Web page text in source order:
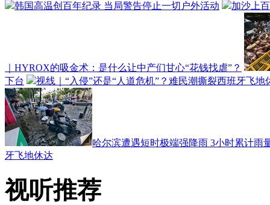
韩国高温创百年纪录 当局警告停止一切户外活动 加沙上
｜HYROX的吸金术：是什么让中产们甘心“花钱找虐”？
下台
视线｜“入侵”还是“人道危机”？难民潮撕裂西班牙飞地
哈尔滨遭遇短时极端强降雨 3小时累计雨
牙飞地休达
视听推荐